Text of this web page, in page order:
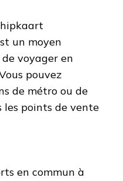
un moyen
voyager en
pouvez
de métro ou de
les points de vente
en commun à